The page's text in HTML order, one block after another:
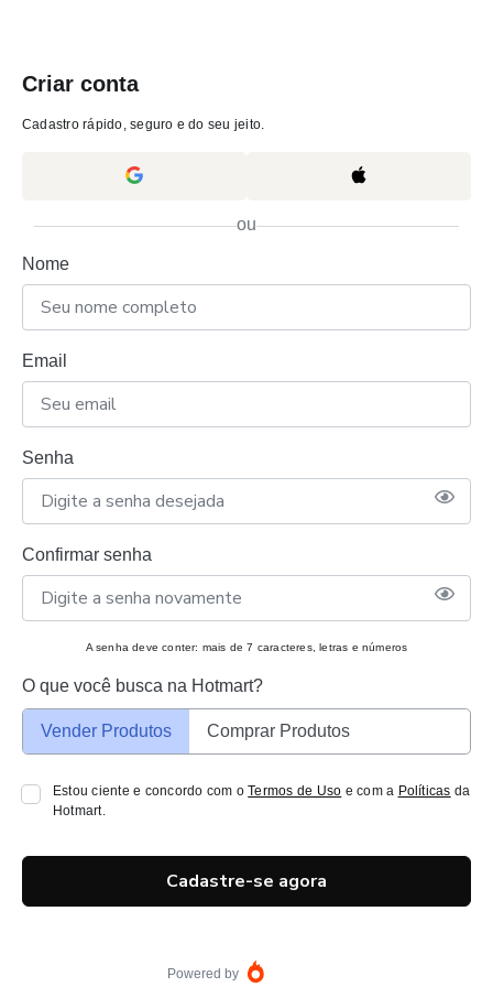
Criar conta
Cadastro rápido, seguro e do seu jeito.
ou
Nome
Email
Senha
Confirmar senha
A senha deve conter: mais de 7 caracteres, letras e números
O que você busca na Hotmart?
Vender Produtos Comprar Produtos
Estou ciente e concordo com oTermos de Uso e com a Políticas da
Hotmart.
Cadastre-se agora
Powered by